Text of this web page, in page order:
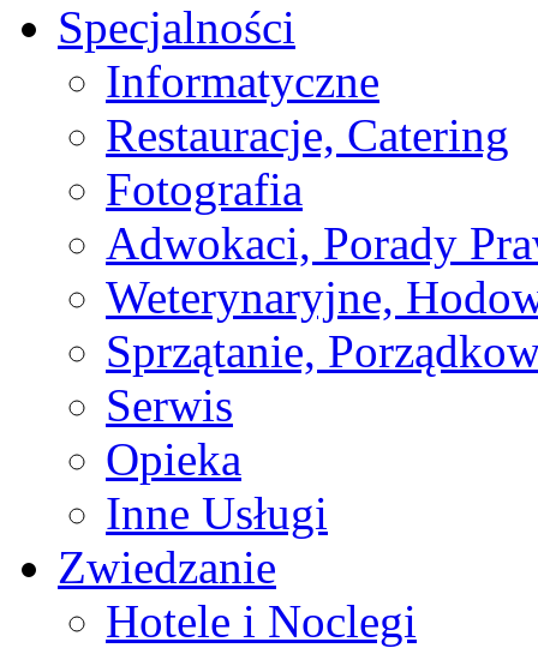
Specjalności
Informatyczne
Restauracje, Catering
Fotografia
Adwokaci, Porady
Weterynaryjne,
Sprzątanie,
Serwis
Opieka
Inne Usługi
Zwiedzanie
Hotele i Noclegi